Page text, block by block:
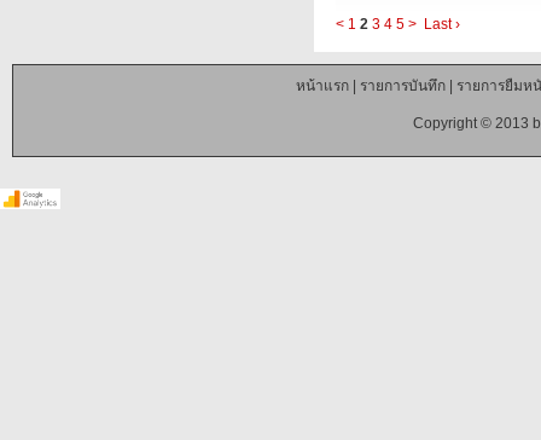
< 1 2 3 4 5 > Last ›
หน้าแรก| รายการบันทึก| รายการยืมห
Copyright © 2013